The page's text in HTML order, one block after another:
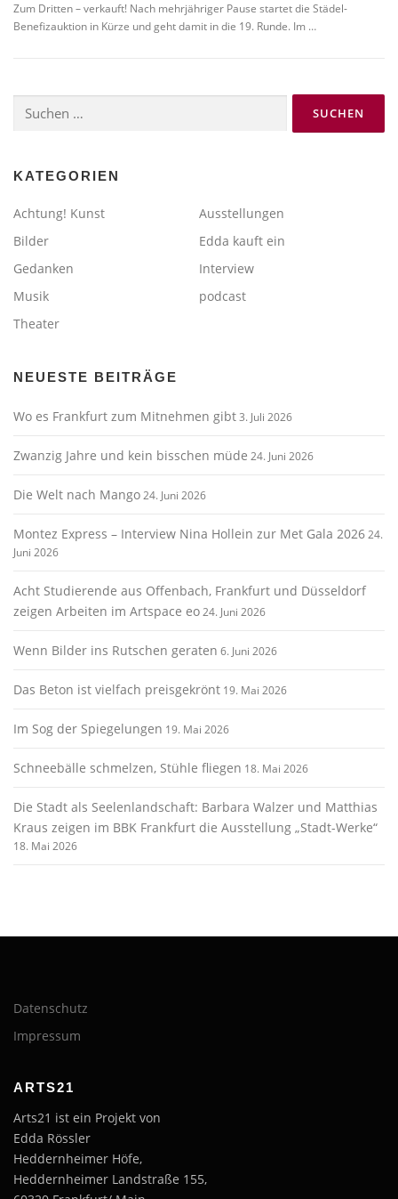
Zum Dritten – verkauft! Nach mehrjähriger Pause startet die Städel-
Benefizauktion in Kürze und geht damit in die 19. Runde. Im …
nach:
KATEGORIEN
Achtung! Kunst
Ausstellungen
Bilder
Edda kauft ein
Gedanken
Interview
Musik
podcast
Theater
NEUESTE BEITRÄGE
Wo es Frankfurt zum Mitnehmen gibt3. Juli 2026
Zwanzig Jahre und kein bisschen müde 24. Juni 2026
Die Welt nach Mango24. Juni 2026
Montez Express – Interview Nina Hollein zur Met Gala 202624.
Juni 2026
Acht Studierende aus Offenbach, Frankfurt und Düsseldorf
zeigen Arbeiten im Artspace eo24. Juni 2026
Wenn Bilder ins Rutschen geraten 6. Juni 2026
Das Beton ist vielfach preisgekrönt 19. Mai 2026
Im Sog der Spiegelungen 19. Mai 2026
Schneebälle schmelzen, Stühle fliegen 18. Mai 2026
Die Stadt als Seelenlandschaft: Barbara Walzer und Matthias
Kraus zeigen im BBK Frankfurt die Ausstellung „Stadt-Werke“
18. Mai 2026
Datenschutz
Impressum
ARTS21
Arts21 ist ein Projekt von
Edda Rössler
Heddernheimer Höfe,
Heddernheimer Landstraße 155,